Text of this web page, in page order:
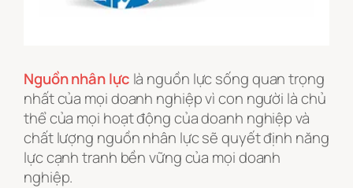
Nguồn nhân lực là nguồn lực sống quan trọng
nhất của mọi doanh nghiệp vì con người là chủ
thể của mọi hoạt động của doanh nghiệp và
chất lượng nguồn nhân lực sẽ quyết định năng
lực cạnh tranh bền vững của mọi doanh
nghiệp.